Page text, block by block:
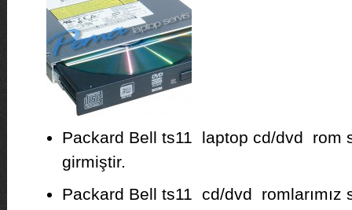
Packard Bell ts11 laptop cd/dvd rom
girmiştir.
Packard Bell ts11 cd/dvd romlarımız